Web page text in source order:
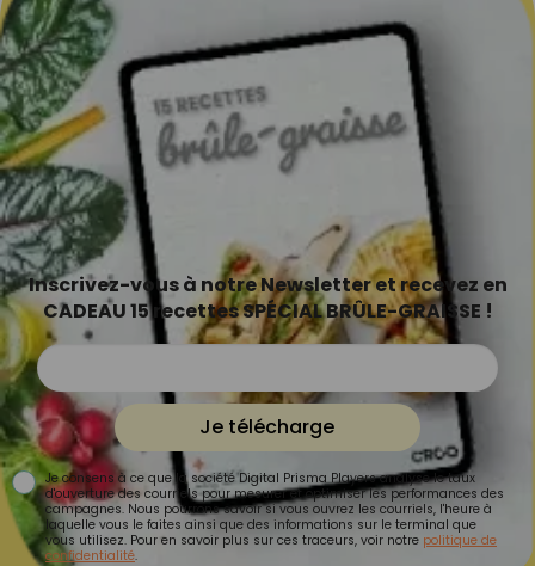
Inscrivez-vous à notre Newsletter et recevez en
CADEAU 15 recettes SPÉCIAL BRÛLE-GRAISSE !
Je télécharge
Je consens à ce que la société Digital Prisma Players analyse le taux
d'ouverture des courriels pour mesurer et optimiser les performances des
campagnes. Nous pourrons savoir si vous ouvrez les courriels, l'heure à
laquelle vous le faites ainsi que des informations sur le terminal que
vous utilisez. Pour en savoir plus sur ces traceurs, voir notre politique de
confidentialité.